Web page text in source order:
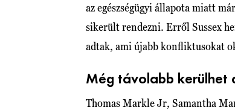
az egészségügyi állapota miatt
sikerült rendezni. Erről Sussex
adtak, ami újabb konfliktusokat
Még távolabb kerülhet
Thomas Markle Jr, Samantha